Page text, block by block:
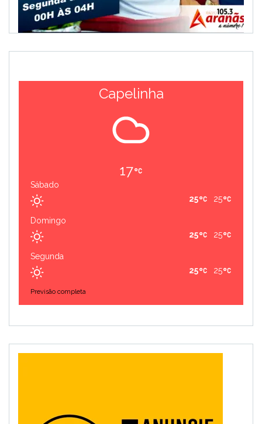
Capelinha
17
Sábado
25
25
Domingo
25
25
Segunda
25
25
Previsão completa